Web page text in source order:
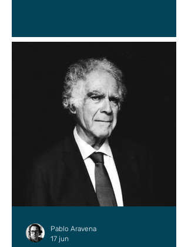
Pablo Aravena
17 jun